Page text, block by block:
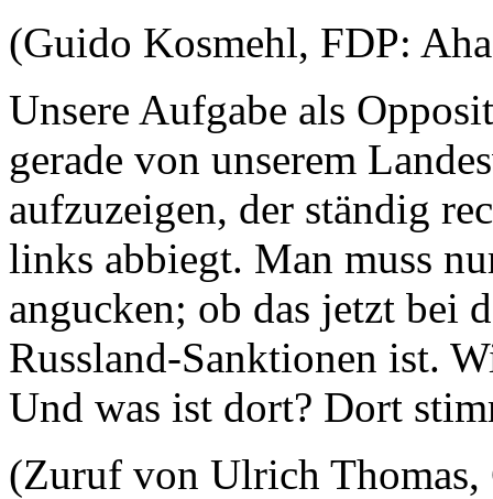
(Guido Kosmehl, FDP:
Unsere Aufgabe als
gerade von unserem
aufzuzeigen, der ständig
links abbiegt. Man muss
angucken; ob das jetzt bei
Russland-Sanktionen ist.
Und was ist dort? Dort
(Zuruf von Ulrich